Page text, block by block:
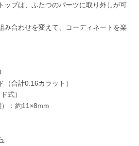
ップは、ふたつのパーツに取り外しが可
み合わせを変えて、コーディネートを楽
合計0.16カラット）
式）
）：約11×8mm